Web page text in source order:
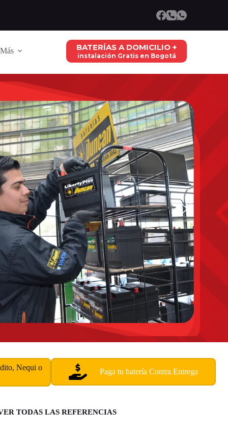
Más BATERÍAS A DOMICILIO +
instalación Gratis en Bogotá
Nequi o Paga tu batería Contra Entrega
TODAS LAS REFERENCIAS